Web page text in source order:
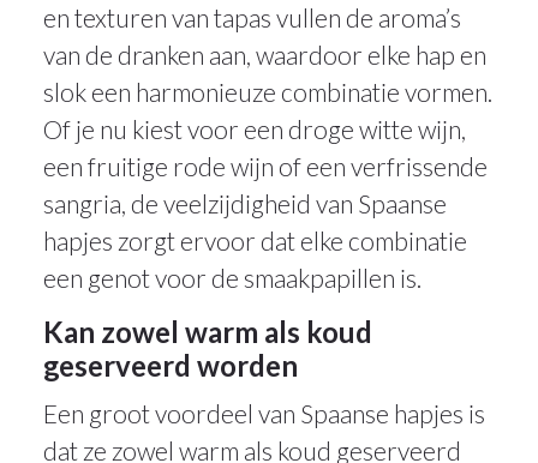
en texturen van tapas vullen de aroma’s
van de dranken aan, waardoor elke hap en
slok een harmonieuze combinatie vormen.
Of je nu kiest voor een droge witte wijn,
een fruitige rode wijn of een verfrissende
sangria, de veelzijdigheid van Spaanse
hapjes zorgt ervoor dat elke combinatie
een genot voor de smaakpapillen is.
Kan zowel warm als koud
geserveerd worden
Een groot voordeel van Spaanse hapjes is
dat ze zowel warm als koud geserveerd